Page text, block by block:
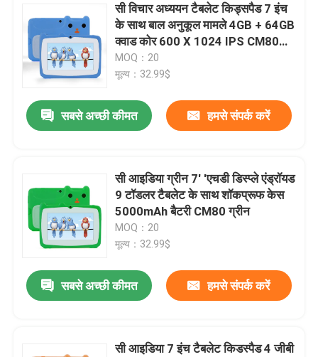
उत्पाद
सी विचार अध्ययन टैबलेट किड्सपैड 7 इंच
के साथ बाल अनुकूल मामले 4GB + 64GB
क्वाड कोर 600 X 1024 IPS CM80
नीला
MOQ：20
मूल्य：32.99$
सबसे अच्छी कीमत हमसे संपर्क करें
सी आइडिया ग्रीन 7' 'एचडी डिस्प्ले एंड्रॉयड
9 टॉडलर टैबलेट के साथ शॉकप्रूफ केस
5000mAh बैटरी CM80 ग्रीन
MOQ：20
मूल्य：32.99$
सबसे अच्छी कीमत हमसे संपर्क करें
सी आइडिया 7 इंच टैबलेट किडस्पैड 4 जीबी